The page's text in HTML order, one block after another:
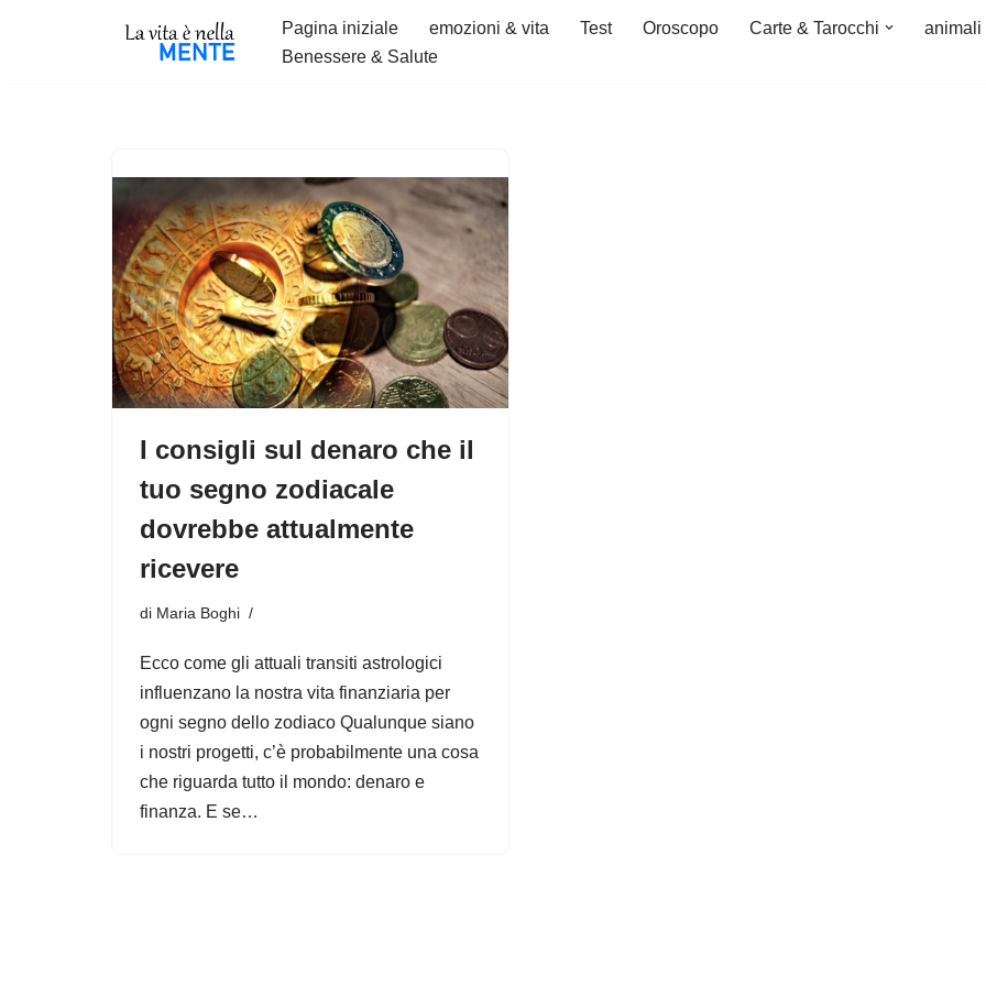
Pagina iniziale emozioni & vita Test Oroscopo Carte & Tarocchi
animali
Benessere & Salute
I consigli sul denaro che il
tuo segno zodiacale
dovrebbe attualmente
ricevere
di Maria Boghi
Ecco come gli attuali transiti astrologici
influenzano la nostra vita finanziaria per
ogni segno dello zodiaco Qualunque siano
i nostri progetti, c’è probabilmente una cosa
che riguarda tutto il mondo: denaro e
finanza. E se…